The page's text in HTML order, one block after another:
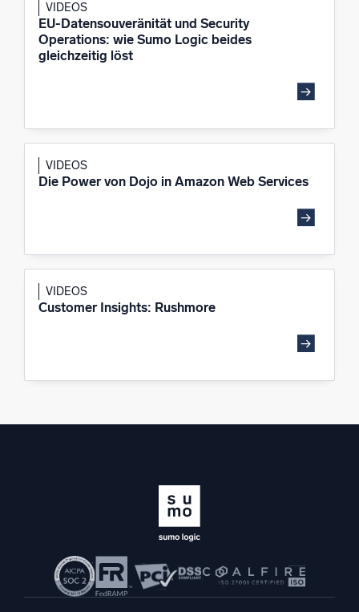
VIDEOS
EU-Datensouveränität und Security
Operations: wie Sumo Logic beides
gleichzeitig löst
VIDEOS
Die Power von Dojo in Amazon Web Services
VIDEOS
Customer Insights: Rushmore